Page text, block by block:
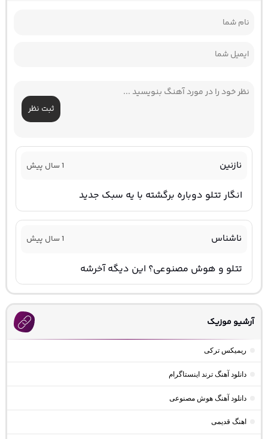
ثبت نظر
نازنین 1 سال پیش
انگار تتلو دوباره برگشته با یه سبک جدید
ناشناس 1 سال پیش
تتلو و هوش مصنوعی؟ این دیگه آخرشه
آرشیو موزیک
ریمیکس ترکی
دانلود آهنگ ترند اینستاگرام
دانلود آهنگ هوش مصنوعی
اهنگ قدیمی